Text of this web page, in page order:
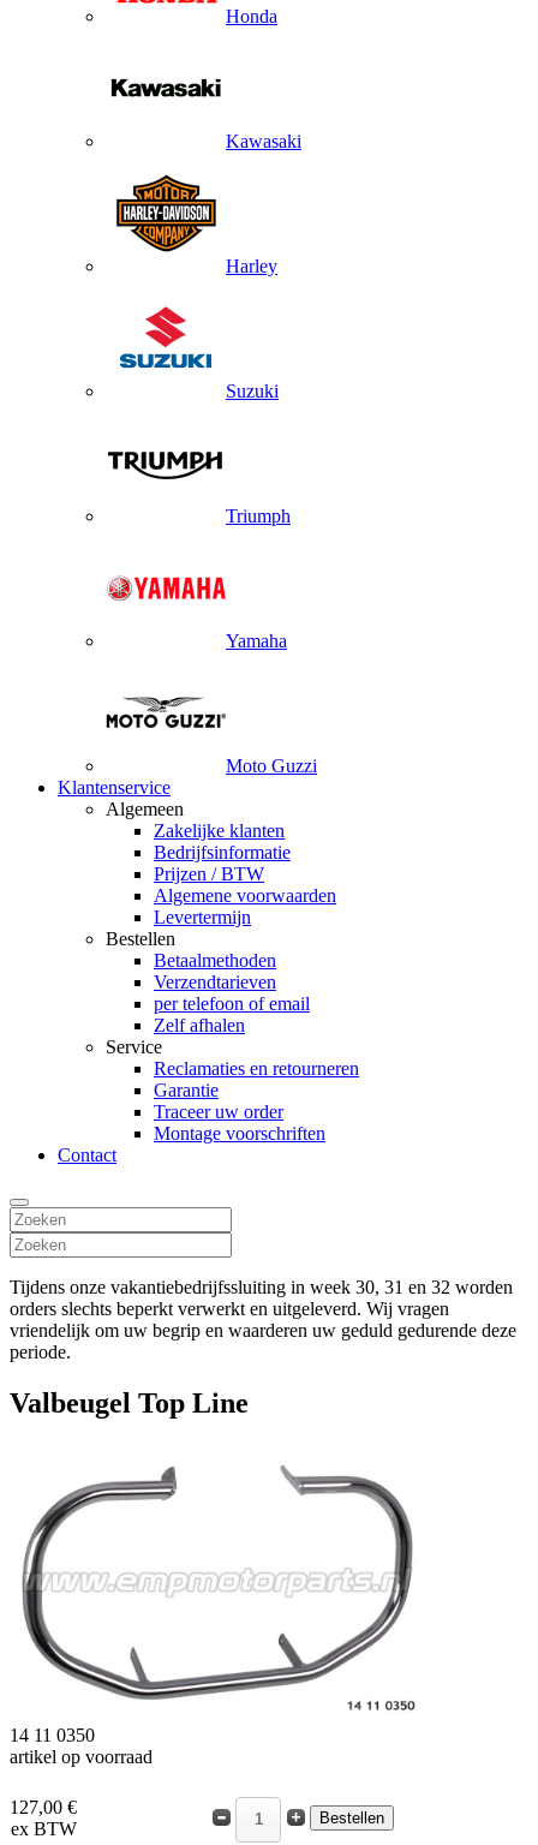
Honda
Kawasaki
Harley
Suzuki
Triumph
Yamaha
Moto Guzzi
Klantenservice
Algemeen
Zakelijke klanten
Bedrijfsinformatie
Prijzen / BTW
Algemene voorwaarden
Levertermijn
Bestellen
Betaalmethoden
Verzendtarieven
per telefoon of email
Zelf afhalen
Service
Reclamaties en retourneren
Garantie
Traceer uw order
Montage voorschriften
Contact
Tijdens onze vakantiebedrijfssluiting in week 30, 31 en 32 worden
orders slechts beperkt verwerkt en uitgeleverd. Wij vragen
vriendelijk om uw begrip en waarderen uw geduld gedurende deze
periode.
Valbeugel Top Line
14 11 0350
artikel op voorraad
127,00 €
ex BTW